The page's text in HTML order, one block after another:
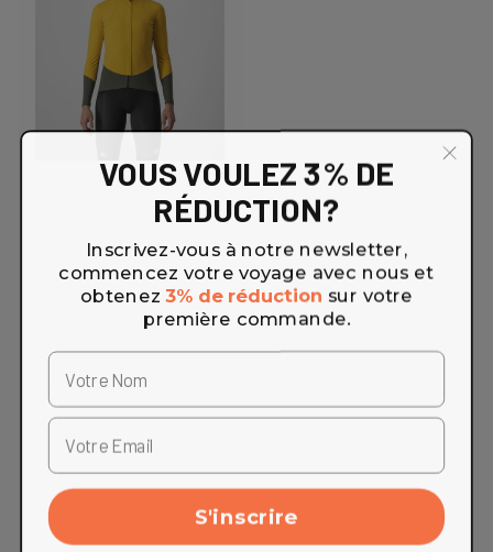
VOUS VOULEZ 3% DE
RÉDUCTION?
Inscrivez-vous à notre newsletter,
commencez votre voyage avec nous et
obtenez 3% de réduction sur votre
première commande.
S'inscrire